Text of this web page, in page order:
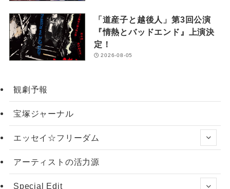
「道産子と越後人」第3回公演
『情熱とバッドエンド』上演決
定！
2026-08-05
観劇予報
宝塚ジャーナル
エッセイ☆フリーダム
アーティストの活力源
Special Edit